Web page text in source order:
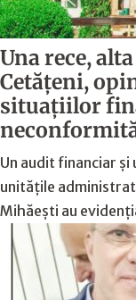
Una rece,
Cetăţeni,
situaţiilor
Un audit financiar
unitățile
Mihăești au